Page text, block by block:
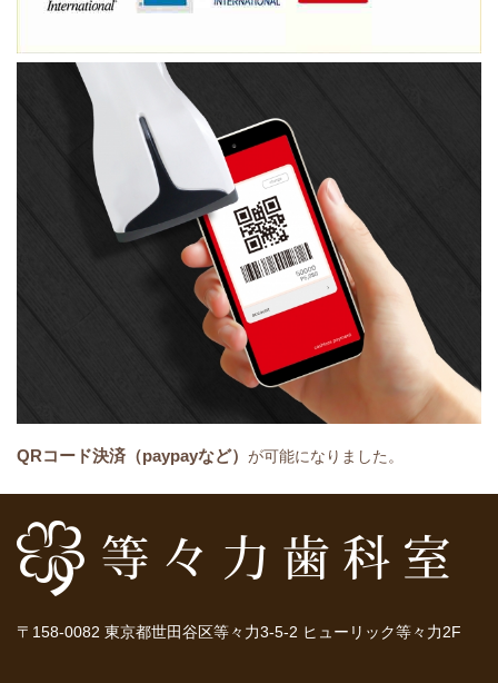
QRコード決済（paypayなど） が可能になりました。
〒158-0082 東京都世田谷区等々力3-5-2 ヒューリック等々力2F